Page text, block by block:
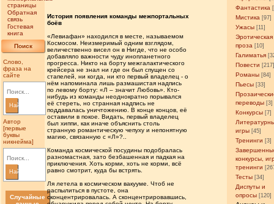
страницы
Обратная
связь
Гостевая
книга
Поиск
Слово,
фраза на
сайте
Найти
Автор
[первые
буквы
никнейма]
Найти
Случайные
Фантастика
Мистика [97]
Ужасы [11]
Эротическая
проза [10]
Галиматья
Повести
Романы [84]
Пьесы [33]
переводы [3]
Конкурсы [7]
игры [45]
Тренинги [3]
конкурсы,
тренинги
Тесты [34]
Диспуты и
опросы [120]
История появления команды межпортальных
боёв
«Левиафан» находился в месте, называемом
Космосом. Неизмеримый одним взглядом,
величественно висел он в Нигде, что не особо
добавляло важности чуду инопланетного
прогресса. Никто на борту межгалактического
крейсера не знал ни где он был спущен со
стапелей, ни когда, ни кто первый владелец - о
нём напоминала лишь размашистая надпись
по левому борту: «Л – значит Любовь». Кто-
нибудь из команды неоднократно порывался
её стереть, но странная надпись не
поддавалась уничтожению. В конце концов, её
оставили в покое. Видать, первый владелец
был хиппи, как иначе объяснить столь
странную романтическую чепуху и непонятную
магию, связанную с «Л»?..
Команда космической посудины подобралась
разномастная, зато безбашенная и падкая на
приключения. Хоть корми, хоть не корми, всё
равно смотрит, куда бы встрять.
Ля летела в космическом вакууме. Чтоб не
распылиться в пустоте, она
сконцентрировалась. А сконцентрировавшись,